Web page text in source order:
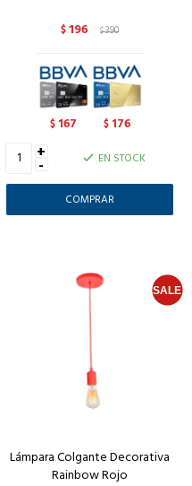
$196 $390
$ 167 $ 176
+
- EN STOCK
Lámpara Colgante Decorativa
Rainbow Rojo